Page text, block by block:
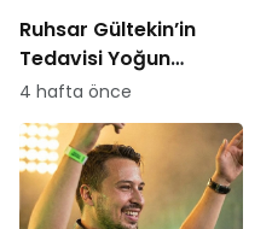
Ruhsar Gültekin’in
Tedavisi Yoğun
Bakımda Sürüyor
4 hafta önce